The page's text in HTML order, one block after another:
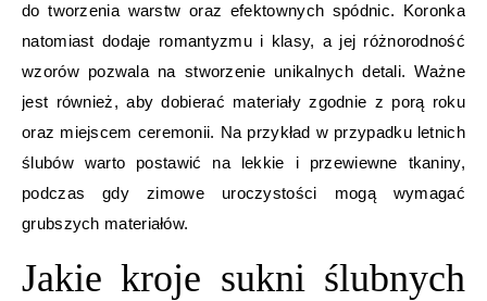
do tworzenia warstw oraz efektownych spódnic. Koronka
natomiast dodaje romantyzmu i klasy, a jej różnorodność
wzorów pozwala na stworzenie unikalnych detali. Ważne
jest również, aby dobierać materiały zgodnie z porą roku
oraz miejscem ceremonii. Na przykład w przypadku letnich
ślubów warto postawić na lekkie i przewiewne tkaniny,
podczas gdy zimowe uroczystości mogą wymagać
grubszych materiałów.
Jakie kroje sukni ślubnych